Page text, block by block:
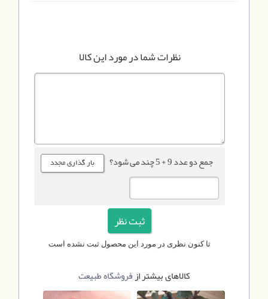
نظرات شما در مورد این کالا
جمع دو عدد 9 + 5 چند می شود؟
تا کنون نظری در مورد این محصول ثبت نشده است
کالاهای بیشتر ازفروشگاه طبیعت